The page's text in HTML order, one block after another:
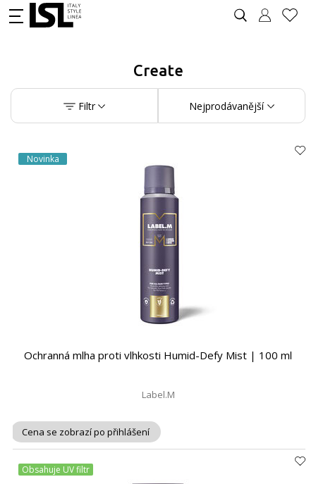
Create
Filtr Nejprodávanější
Novinka
Ochranná mlha proti vlhkosti Humid-Defy Mist | 100 ml
Label.M
Cena se zobrazí po přihlášení
Obsahuje UV filtr